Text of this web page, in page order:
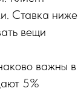
Ставка ниже
вещи
важны в
5%